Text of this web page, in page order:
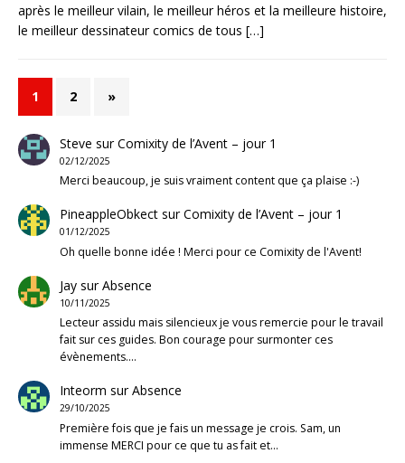
après le meilleur vilain, le meilleur héros et la meilleure histoire,
le meilleur dessinateur comics de tous […]
1 2 »
Steve surComixity de l’Avent – jour 1
02/12/2025
Merci beaucoup, je suis vraiment content que ça plaise :-)
PineappleObkectsurComixity de l’Avent – jour 1
01/12/2025
Oh quelle bonne idée ! Merci pour ce Comixity de l'Avent!
JaysurAbsence
10/11/2025
Lecteur assidu mais silencieux je vous remercie pour le travail
fait sur ces guides. Bon courage pour surmonter ces
évènements.…
Inteorm surAbsence
29/10/2025
Première fois que je fais un message je crois. Sam, un
immense MERCI pour ce que tu as fait et…